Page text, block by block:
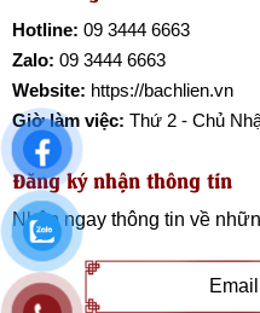
Hotline: 09 3444 6663
Zalo: 09 3444 6663
Website: https://bachlien.vn
Giờ làm việc: Thứ 2 - Chủ
Đăng ký nhận thông tin
Nhận ngay thông tin về